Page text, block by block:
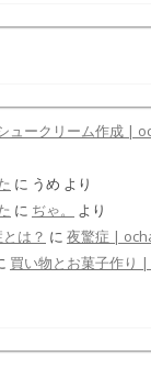
ュークリーム作成 |
に うめ より
に ぢゃ。
より
は？ に 夜驚症 |
買い物とお菓子作り